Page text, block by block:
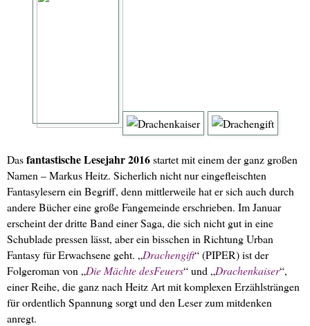
Dasfantastische Lesejahr 2016startet mit einem der ganz großen
Namen – Markus Heitz. Sicherlich nicht nur eingefleischten
Fantasylesern ein Begriff, denn mittlerweile hat er sich auch durch
andere Bücher eine große Fangemeinde erschrieben. Im Januar
erscheint der dritte Band einer Saga, die sich nicht gut in eine
Schublade pressen lässt, aber ein bisschen in Richtung Urban
Fantasy für Erwachsene geht. „Drachengift“ (PIPER) ist der
Folgeroman von „Die Mächte desFeuers“ und „Drachenkaiser“,
einer Reihe, die ganz nach Heitz Art mit komplexen Erzählsträngen
für ordentlich Spannung sorgt und den Leser zum mitdenken
anregt.